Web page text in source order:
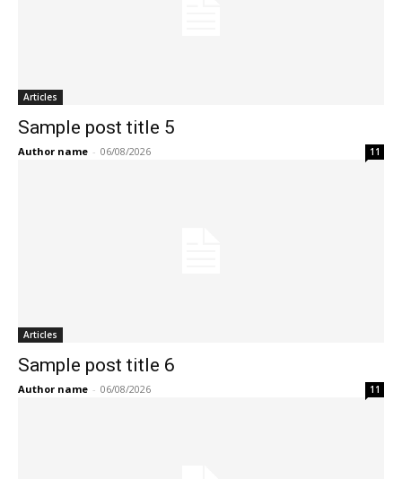
Articles
Sample post title 5
Author name - 06/08/2026 11
Articles
Sample post title 6
Author name - 06/08/2026 11